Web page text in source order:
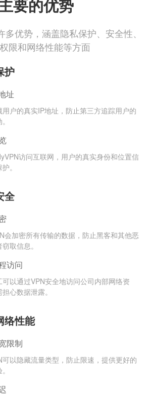
要的优势
优势，涵盖隐私保护、安全性、
限和网络性能等方面
护
址
用户的真实IP地址，防止第三方追踪用户的
访问互联网，用户的真实身份和位置信
。
全
会加密所有传输的数据，防止黑客和其他恶
取信息。
访问
可以通过VPN安全地访问公司内部网络资
心数据泄露。
络性能
限制
可以隐藏流量类型，防止限速，提供更好的